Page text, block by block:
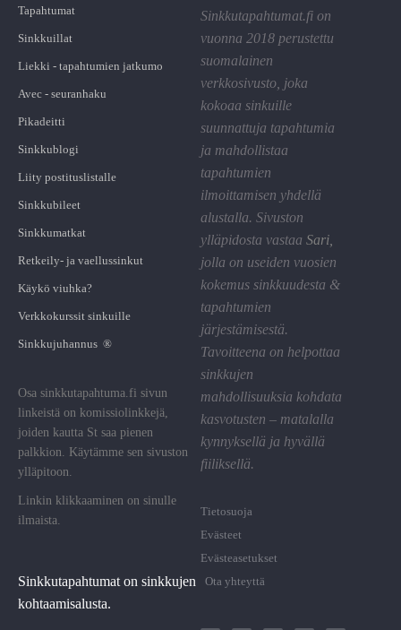
Tapahtumat
Sinkkuillat
Liekki - tapahtumien jatkumo
Avec - seuranhaku
Pikadeitti
Sinkkublogi
Liity postituslistalle
Sinkkubileet
Sinkkumatkat
Retkeily- ja vaellussinkut
Käykö viuhka?
Verkkokurssit sinkuille
Sinkkujuhannus ®
Osa sinkkutapahtuma.fi sivun
linkeistä on komissiolinkkejä,
joiden kautta St saa pienen
palkkion. Käytämme sen sivuston
ylläpitoon.
Linkin klikkaaminen on sinulle
ilmaista.
Sinkkutapahtumat on sinkkujen
kohtaamisalusta.
Sinkkutapahtumat.fi on
vuonna 2018 perustettu
suomalainen
verkkosivusto, joka
kokoaa sinkuille
suunnattuja tapahtumia
ja mahdollistaa
tapahtumien
ilmoittamisen yhdellä
alustalla. Sivuston
ylläpidosta vastaa Sari
jolla on useiden vuosien
kokemus sinkkuudesta &
tapahtumien
järjestämisestä.
Tavoitteena on helpottaa
sinkkujen
mahdollisuuksia kohdata
kasvotusten – matalalla
kynnyksellä ja hyvällä
fiiliksellä.
Tietosuoja
Evästeet
Evästeasetukset
Ota yhteyttä